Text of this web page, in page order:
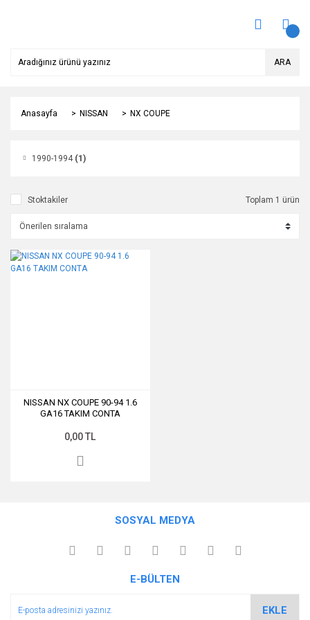
ARA
Anasayfa NISSAN NX COUPE
1990-1994 (1)
Stoktakiler Toplam 1 ürün
NISSAN NX COUPE 90-94 1.6
GA16 TAKIM CONTA
0,00 TL
SOSYAL MEDYA
E-BÜLTEN
EKLE